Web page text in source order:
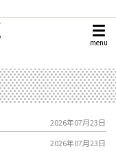
menu
2026年07月23日
2026年07月23日